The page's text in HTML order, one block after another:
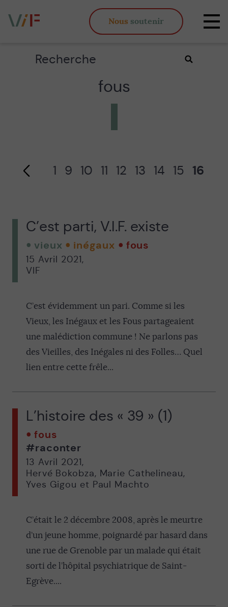
inégaux
Nous soutenir
Rechercher
Valider
fous
1 9 10 11 12 13 14 15 16
C’est parti, V.I.F. existe
vieux inégaux fous
15 Avril 2021,
VIF
C’est évidemment un pari. Comme si les
Vieux, les Inégaux et les Fous partageaient
une malédiction commune ! Ne parlons pas
des Vieilles, des Inégales ni des Folles… Quel
lien entre cette frêle...
L’histoire des « 39 » (1)
fous
#raconter
13 Avril 2021,
Hervé Bokobza, Marie Cathelineau,
Yves Gigou et Paul Machto
C’était le 2 décembre 2008, après le meurtre
d’un jeune homme, poignardé par hasard dans
une rue de Grenoble par un malade qui était
sorti de l’hôpital psychiatrique de Saint-
Egrève....